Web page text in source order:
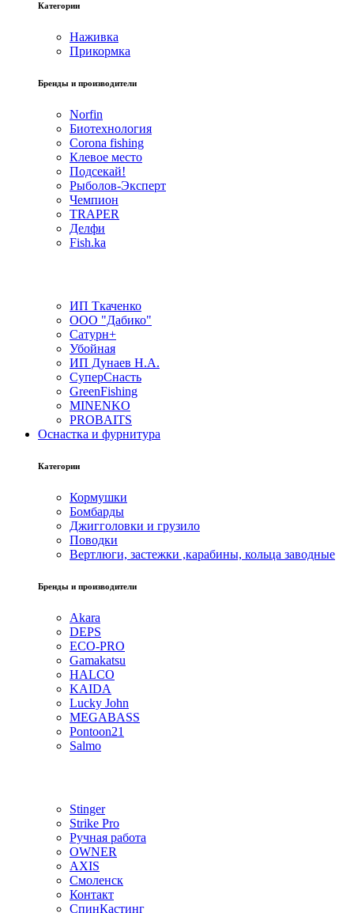
Категории
Наживка
Прикормка
Бренды и производители
Norfin
Биотехнология
Corona fishing
Клевое место
Подсекай!
Рыболов-Эксперт
Чемпион
TRAPER
Делфи
Fish.ka
ИП Ткаченко
ООО "Дабико"
Сатурн+
Убойная
ИП Дунаев Н.А.
СуперСнасть
GreenFishing
MINENKO
PROBAITS
Оснастка и фурнитура
Категории
Кормушки
Бомбарды
Джигголовки и грузило
Поводки
Вертлюги, застежки ,карабины, кольца заводные
Бренды и производители
Akara
DEPS
ECO-PRO
Gamakatsu
HALCO
KAIDA
Lucky John
MEGABASS
Pontoon21
Salmo
Stinger
Strike Pro
Ручная работа
OWNER
AXIS
Смоленск
Контакт
СпинКастинг